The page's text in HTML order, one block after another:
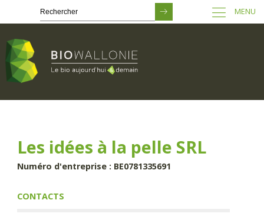
principal
MENU
Les idées à la pelle SRL
Numéro d'entreprise : BE0781335691
CONTACTS